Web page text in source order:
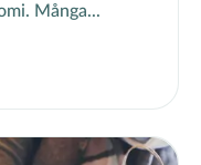
Många...